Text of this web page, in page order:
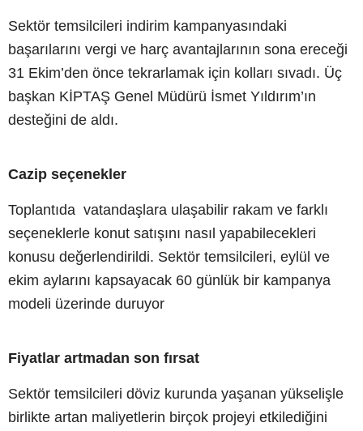
Sektör temsilcileri indirim kampanyasındaki
başarılarını vergi ve harç avantajlarının sona ereceği
31 Ekim’den önce tekrarlamak için kolları sıvadı. Üç
başkan KİPTAŞ Genel Müdürü İsmet Yıldırım’ın
desteğini de aldı.
Cazip seçenekler
Toplantıda vatandaşlara ulaşabilir rakam ve farklı
seçeneklerle konut satışını nasıl yapabilecekleri
konusu değerlendirildi. Sektör temsilcileri, eylül ve
ekim aylarını kapsayacak 60 günlük bir kampanya
modeli üzerinde duruyor
Fiyatlar artmadan son fırsat
Sektör temsilcileri döviz kurunda yaşanan yükselişle
birlikte artan maliyetlerin birçok projeyi etkilediğini